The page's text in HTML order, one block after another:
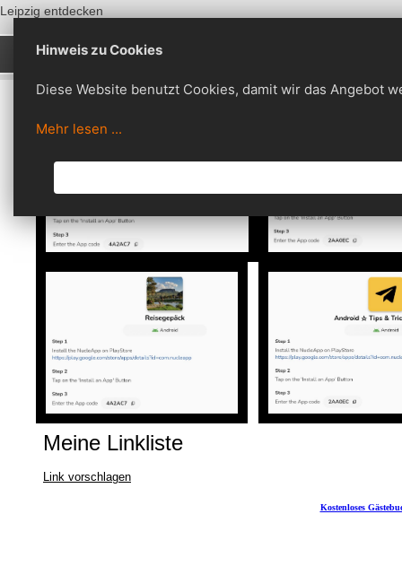
Leipzig entdecken
HOME AUSFLUG-TIPPS
Hinweis zu Cookies
Diese Website benutzt Cookies, damit wir das Angebot
Mehr lesen ...